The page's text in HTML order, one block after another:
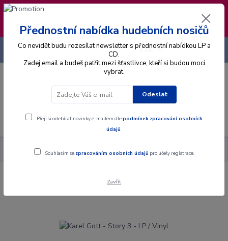
❣️ Od 4.8. do 13.8. čerpám dovolenou. Datum
expedice objednávek se posouvá na pátek
14.8.2026 🐋
Menu
CZK
+420 725 736 293
Alba Gramodesky Karel Gott - Story 3 - LP / Vinyl
Karel Gott - Story 3 - LP / Vinyl
Přednostní nabídka hudebních nosičů
Co nevidět budu rozesílat newsletter s přednostní nabídkou LP a
CD.
Zadej email a budeš patřit mezi šťastlivce, kteří si budou moci
vybrat.
Odeslat
Přeji si odebírat novinky e-mailem dlepodmínek zpracování osobních
údajů.
Souhlasím se zpracováním osobních údajů pro účely registrace.
Zavřít